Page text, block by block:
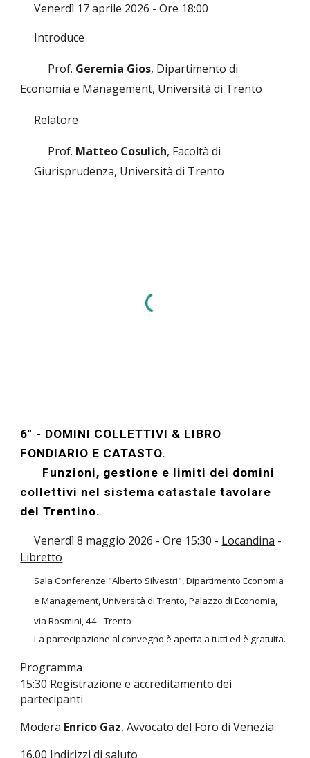
Venerdì 17aprile 2026 - Ore 18:00
Introduce
Prof. Geremia Gios, Dipartimento di
Economia e Management, Università di Trento
Relatore
Prof. Matteo Cosulich, Facoltà di
Giurisprudenza, Università di Trento
6° - DOMINI COLLETTIVI & LIBRO
FONDIARIO E CATASTO.
Funzioni, gestione e limiti dei domini
collettivi nel sistema catastale tavolare
del Trentino.
Venerdì8 maggio 2026 - Ore 15:30 - Locandina -
Libretto
Sala Conferenze "Alberto Silvestri", Dipartimento Economia
e Management, Università di Trento, Palazzo di Economia,
via Rosmini, 44 - Trento
La partecipazione al convegno è aperta a tutti ed è gratuita.
Programma
15:30 Registrazione e accreditamento dei
partecipanti
Modera Enrico Gaz, Avvocato del Foro di Venezia
16.00 Indirizzi di saluto